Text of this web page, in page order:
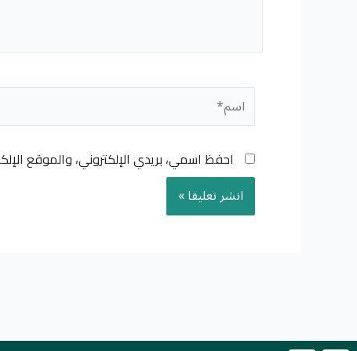
اسم*
احفظ اسمي، بريدي الإلكتروني، والموقع